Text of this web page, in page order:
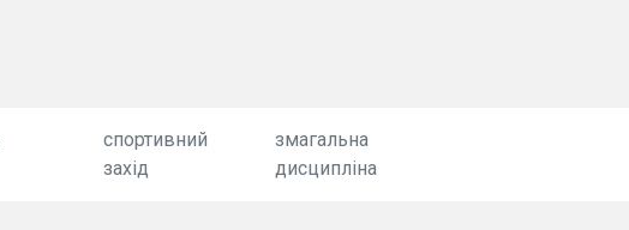
спортивний
захід
змагальна
дисципліна